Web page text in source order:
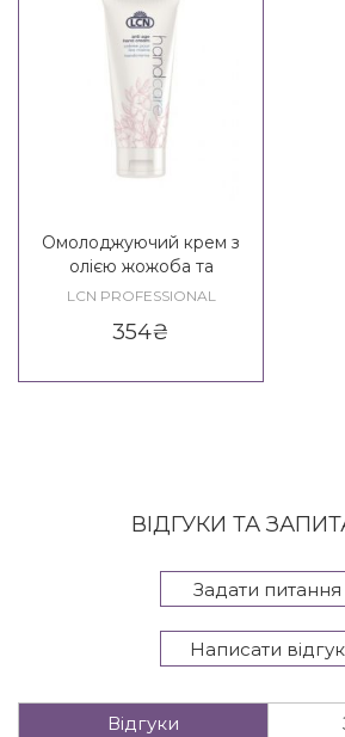
Омолоджуючий крем з
олією жожоба та
еластином LCN Anti - Age
LCN PROFESSIONAL
354₴
ВІДГУКИ ТА
Задати питання
Написати відгук
Відгуки